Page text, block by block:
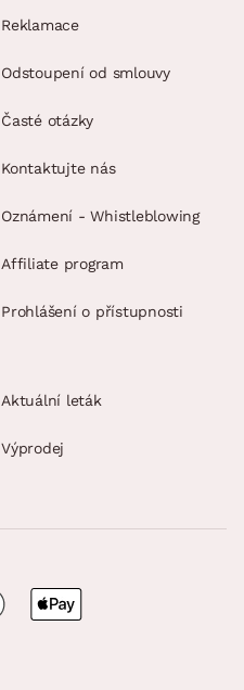
Reklamace
Odstoupení od smlouvy
Časté otázky
Kontaktujte nás
Oznámení - Whistleblowing
Affiliate program
Prohlášení o přístupnosti
Aktuální leták
Výprodej